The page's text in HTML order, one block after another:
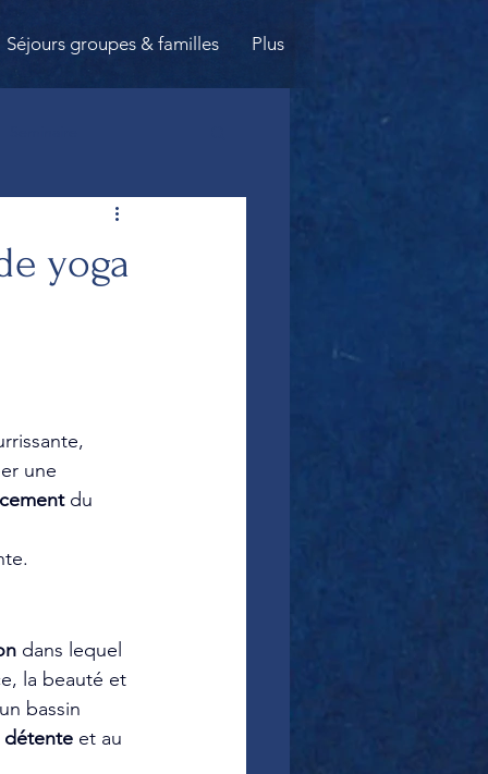
Séjours groupes & familles Plus
séminaire
yoga
une
du
dans lequel
la beauté et
bassin
détente et au